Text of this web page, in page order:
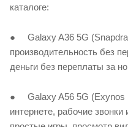
каталоге:
● Galaxy A36 5G
производительность без
деньги без переплаты за
● Galaxy A56 5G (Exynos
интернете, рабочие